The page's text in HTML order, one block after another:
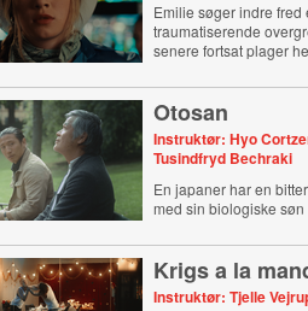
Emilie søger indre fred
traumatiserende
senere fortsat plager
Otosan
Instruktør: Hyo
Tusindfryd Bechraki
En japaner har en
med sin biologiske
Krigs a la
Instruktør: Tjelle